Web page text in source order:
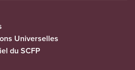
Universelles
du SCFP